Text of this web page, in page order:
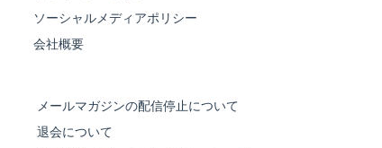
ソーシャルメディアポリシー
会社概要
メールマガジンの配信停止について
退会について